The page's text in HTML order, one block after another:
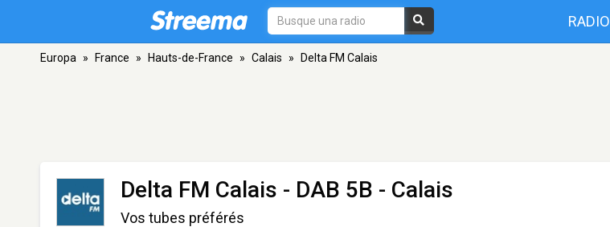
RADIO
Europa » France » Hauts-de-France » Calais » Delta FM Calais
Delta FM Calais - DAB 5B - Calais
Vos tubes préférés